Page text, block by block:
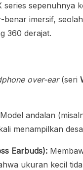
series sepenuhnya
benar imersif,
360 derajat.
over-ear(seri
Model andalan
menampilkan
Earbuds):
ukuran kecil